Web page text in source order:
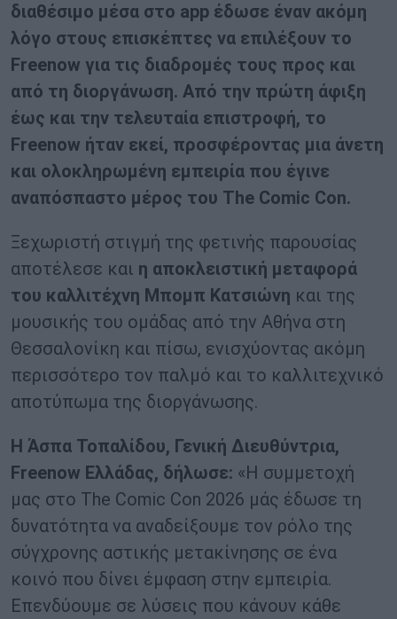
διαθέσιμο μέσα στο app έδωσε έναν ακόμη
λόγο στους επισκέπτες να επιλέξουν το
Freenow για τις διαδρομές τους προς και
από τη διοργάνωση. Από την πρώτη άφιξη
έως και την τελευταία επιστροφή, το
Freenow ήταν εκεί, προσφέροντας μια άνετη
και ολοκληρωμένη εμπειρία που έγινε
αναπόσπαστο μέρος του The Comic Con.
Ξεχωριστή στιγμή της φετινής παρουσίας
αποτέλεσε και η αποκλειστική μεταφορά
του καλλιτέχνη Μπομπ Κατσιώνη και της
μουσικής του ομάδας από την Αθήνα στη
Θεσσαλονίκη και πίσω, ενισχύοντας ακόμη
περισσότερο τον παλμό και το καλλιτεχνικό
αποτύπωμα της διοργάνωσης.
Η Άσπα Τοπαλίδου, Γενική Διευθύντρια,
Freenow Ελλάδας, δήλωσε: «Η συμμετοχή
μας στο The Comic Con 2026 μάς έδωσε τη
δυνατότητα να αναδείξουμε τον ρόλο της
σύγχρονης αστικής μετακίνησης σε ένα
κοινό που δίνει έμφαση στην εμπειρία.
Επενδύουμε σε λύσεις που κάνουν κάθε